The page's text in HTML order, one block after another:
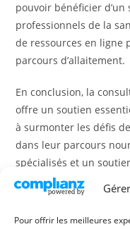
Pour offrir les meilleures
pouvoir bénéficier
professionnels de la
de ressources en ligne
parcours d’allaitement.
En conclusion, la
offre un soutien
à surmonter les défis
dans leur parcours
spécialisés et un
jouent un rôle crucial
des jeunes mamans